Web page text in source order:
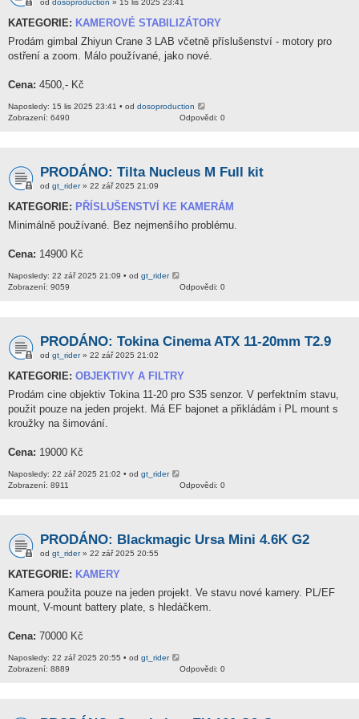
od dosoproduction » 15 lis 2025 23:41
KATEGORIE: KAMEROVÉ STABILIZÁTORY
Prodám gimbal Zhiyun Crane 3 LAB včetně příslušenství - motory pro
ostření a zoom. Málo používané, jako nové.
Cena: 4500,- Kč
Naposledy: 15 lis 2025 23:41 • od dosoproduction
Odpovědi: 0
Zobrazení: 6490
PRODÁNO: Tilta Nucleus M Full kit
od gt_rider» 22 zář 2025 21:09
KATEGORIE: PŘÍSLUŠENSTVÍ KE KAMERÁM
Minimálně používané. Bez nejmenšího problému.
Cena: 14900 Kč
Naposledy: 22 zář 2025 21:09 • od gt_rider
Odpovědi: 0
Zobrazení: 9059
PRODÁNO: Tokina Cinema ATX 11-20mm T2.9
od gt_rider» 22 zář 2025 21:02
KATEGORIE: OBJEKTIVY A FILTRY
Prodám cine objektiv Tokina 11-20 pro S35 senzor. V perfektním stavu,
použit pouze na jeden projekt. Má EF bajonet a přikládám i PL mount s
kroužky na šimování.
Cena: 19000 Kč
Naposledy: 22 zář 2025 21:02 • od gt_rider
Odpovědi: 0
Zobrazení: 8911
PRODÁNO: Blackmagic Ursa Mini 4.6K G2
od gt_rider» 22 zář 2025 20:55
KATEGORIE: KAMERY
Kamera použita pouze na jeden projekt. Ve stavu nové kamery. PL/EF
mount, V-mount battery plate, s hledáčkem.
Cena: 70000 Kč
Naposledy: 22 zář 2025 20:55 • od gt_rider
Odpovědi: 0
Zobrazení: 8889